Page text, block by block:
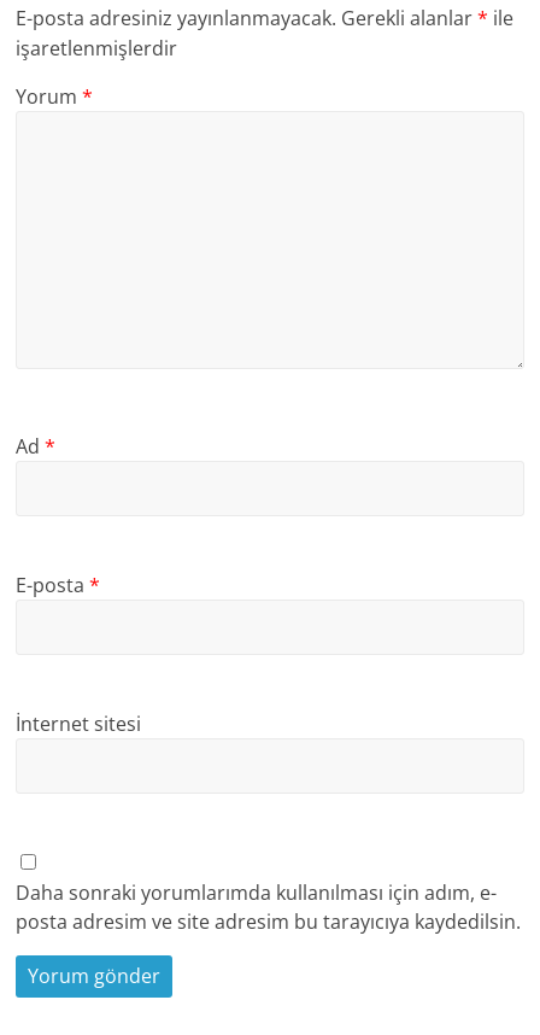
E-posta adresiniz yayınlanmayacak. Gerekli alanlar* ile
işaretlenmişlerdir
Yorum*
Ad*
E-posta*
İnternet sitesi
Daha sonraki yorumlarımda kullanılması için adım, e-
posta adresim ve site adresim bu tarayıcıya kaydedilsin.